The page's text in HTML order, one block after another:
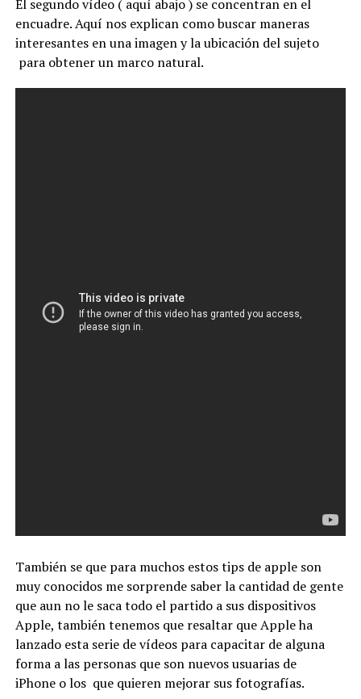
El segundo vídeo ( aquí abajo ) se concentran en el
encuadre. Aquí nos explican como buscar maneras
interesantes en una imagen y la ubicación del sujeto
para obtener un marco natural.
También se que para muchos estos tips de apple son
muy conocidos me sorprende saber la cantidad de gente
que aun no le saca todo el partido a sus dispositivos
Apple, también tenemos que resaltar que Apple ha
lanzado esta serie de vídeos para capacitar de alguna
forma a las personas que son nuevos usuarias de
iPhone o los que quieren mejorar sus fotografías.